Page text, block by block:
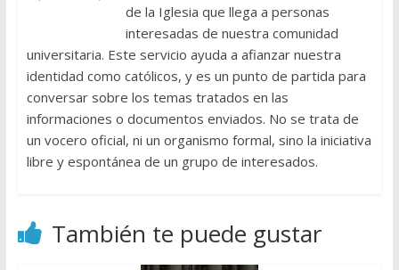
de la Iglesia que llega a personas
interesadas de nuestra comunidad
universitaria. Este servicio ayuda a afianzar nuestra
identidad como católicos, y es un punto de partida para
conversar sobre los temas tratados en las
informaciones o documentos enviados. No se trata de
un vocero oficial, ni un organismo formal, sino la iniciativa
libre y espontánea de un grupo de interesados.
También te puede gustar